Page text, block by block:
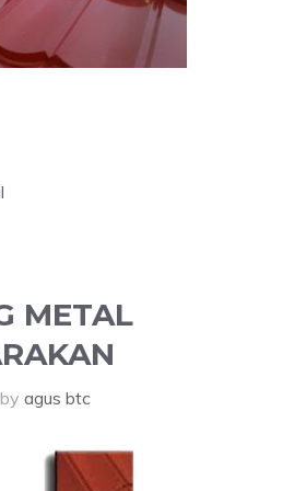
METAL
by agus btc